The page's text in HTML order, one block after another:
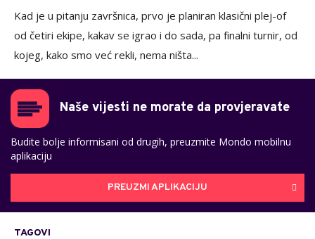
Kad je u pitanju završnica, prvo je planiran klasični plej-of
od četiri ekipe, kakav se igrao i do sada, pa finalni turnir, od
kojeg, kako smo već rekli, nema ništa...
Naše vijesti ne morate da provjeravate
Budite bolje informisani od drugih, preuzmite Mondo mobilnu
aplikaciju
PREUZMI APLIKACIJU
TAGOVI